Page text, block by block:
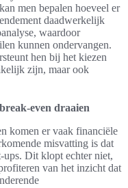
men bepalen hoeveel er
daadwerkelijk
waardoor
kunnen ondervangen.
hen bij het kiezen
zijn, maar ook
even draaien
komen er vaak financiële
misvatting is dat
ups. Dit klopt echter niet,
van het inzicht dat